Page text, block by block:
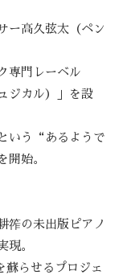
ー高久弦太（ペン
専門レーベル
ジカル）」を設
いう“あるようで
開始。
筰の未出版ピアノ
現。
蘇らせるプロジェ